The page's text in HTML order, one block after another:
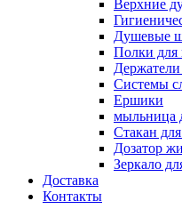
Верхние
Душевые
Полки для
Системы
Ершики
мыльница
Стакан
Дозатор
Зеркало
Доставка
Контакты